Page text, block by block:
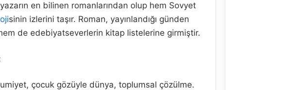
en bilinen romanlarından olup hem Sovyet
sinin izlerini taşır. Roman, yayınlandığı günden
de edebiyatseverlerin kitap listelerine girmiştir.
çocuk gözüyle dünya, toplumsal çözülme.